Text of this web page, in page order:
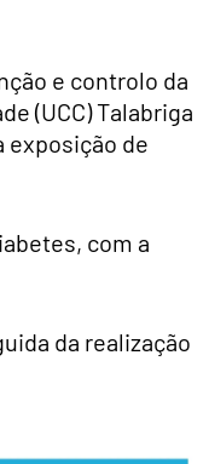
e controlo da
(UCC) Talabriga
exposição de
com a
da realização